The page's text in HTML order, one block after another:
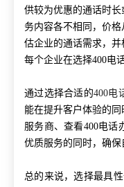
供较为优惠的通话时
务内容各不相同，价
估企业的通话需求，
每个企业在选择400电
通过选择合适的400电
能在提升客户体验的
服务商、查看400电话
优质服务的同时，确保
总的来说，选择最具